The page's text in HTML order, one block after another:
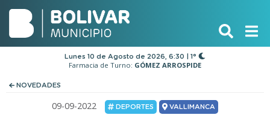
Lunes 10 de Agosto de 2026, 6:30 | 1°
Farmacia de Turno: GÓMEZ ARROSPIDE
NOVEDADES
09-09-2022 DEPORTES VALLIMANCA